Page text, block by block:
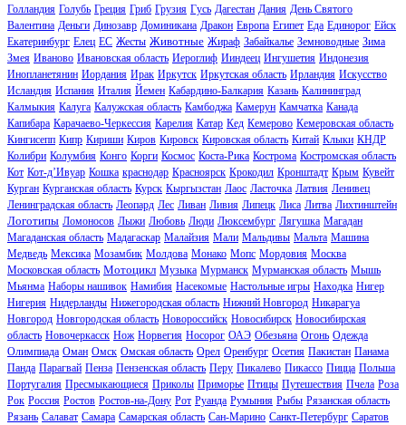
Голландия Голубь Греция Гриб Грузия Гусь Дагестан Дания День Святого
Валентина Деньги Динозавр Доминикана Дракон Европа Египет Еда Единорог Ейск
Екатеринбург Елец ЕС Жесты Животные Жираф Забайкалье Земноводные Зима
Змея Иваново Ивановская область Иероглиф Ииндеец Ингушетия Индонезия
Инопланетянин Иордания Ирак Иркутск Иркутская область Ирландия Искусство
Исландия Испания Италия Йемен Кабардино-Балкария Казань Калининград
Калмыкия Калуга Калужская область Камбоджа Камерун Камчатка Канада
Капибара Карачаево-Черкессия Карелия Катар Кед Кемерово Кемеровская область
Кингисепп Кипр Кириши Киров Кировск Кировская область Китай Клыки КНДР
Колибри Колумбия Конго Корги Космос Коста-Рика Кострома Костромская область
Кот Кот-д’Ивуар Кошка краснодар Красноярск Крокодил Кронштадт Крым Кувейт
Курган Курганская область Курск Кыргызстан Лаос Ласточка Латвия Ленивец
Ленинградская область Леопард Лес Ливан Ливия Липецк Лиса Литва Лихтинштейн
Логотипы Ломоносов Лыжи Любовь Люди Люксембург Лягушка Магадан
Магаданская область Мадагаскар Малайзия Мали Мальдивы Мальта Машина
Медведь Мексика Мозамбик Молдова Монако Мопс Мордовия Москва
Московская область Мотоцикл Музыка Мурманск Мурманская область Мышь
Мьянма Наборы нашивок Намибия Насекомые Настольные игры Находка Нигер
Нигерия Нидерланды Нижегородская область Нижний Новгород Никарагуа
Новгород Новгородская область Новороссийск Новосибирск Новосибирская
область Новочеркасск Нож Норвегия Носорог ОАЭ Обезьяна Огонь Одежда
Олимпиада Оман Омск Омская область Орел Оренбург Осетия Пакистан Панама
Панда Парагвай Пенза Пензенская область Перу Пикалево Пикассо Пицца Польша
Португалия Пресмыкающиеся Приколы Приморье Птицы Путешествия Пчела Роза
Рок Россия Ростов Ростов-на-Дону Рот Руанда Румыния Рыбы Рязанская область
Рязань Салават Самара Самарская область Сан-Марино Санкт-Петербург Саратов